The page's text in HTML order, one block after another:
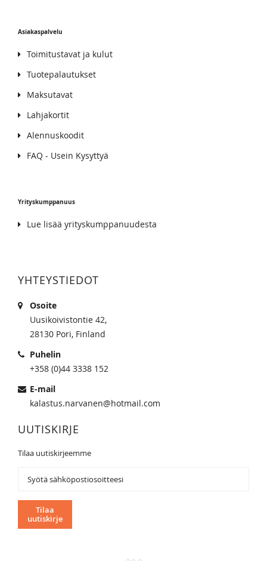
Asiakaspalvelu
Toimitustavat ja kulut
Tuotepalautukset
Maksutavat
Lahjakortit
Alennuskoodit
FAQ - Usein Kysyttyä
Yrityskumppanuus
Lue lisää yrityskumppanuudesta
YHTEYSTIEDOT
Osoite
Uusikoivistontie 42,
28130 Pori, Finland
Puhelin
+358 (0)44 3338 152
E-mail
kalastus.narvanen@hotmail.com
UUTISKIRJE
Tilaa uutiskirjeemme
uutiskirjeemme:
Tilaa
uutiskirje